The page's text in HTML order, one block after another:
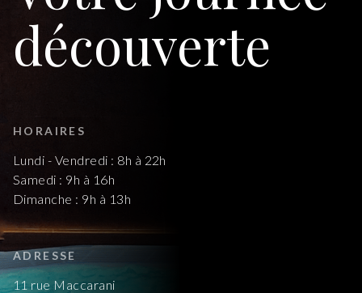
découverte
HORAIRES
Lundi - Vendredi : 8h à 22h
Samedi : 9h à 16h
Dimanche : 9h à 13h
ADRESSE
11 rue Maccarani